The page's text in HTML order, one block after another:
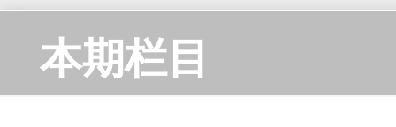
本期栏目